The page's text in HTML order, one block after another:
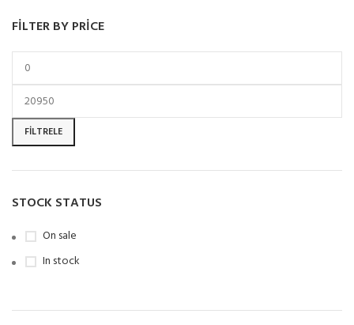
FILTER BY PRICE
FILTRELE
STOCK STATUS
On sale
In stock